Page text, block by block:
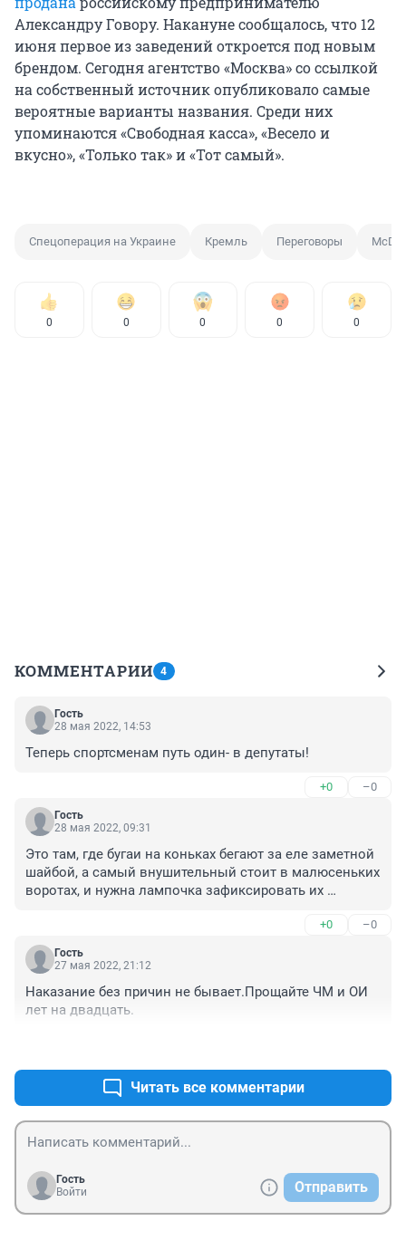
Александру Говору. Накануне сообщалось, что 12
июня первое из заведений откроется под новым
брендом. Сегодня агентство «Москва» со ссылкой
на собственный источник опубликовало самые
вероятные варианты названия. Среди них
упоминаются «Свободная касса», «Весело и
вкусно», «Только так» и «Тот самый».
Спецоперация на Украине Кремль Переговоры
0 0 0 0 0
КОММЕНТАРИИ 4
Гость
28 мая 2022, 14:53
Теперь спортсменам путь один- в депутаты!
+0 –0
Гость
28 мая 2022, 09:31
Это там, где бугаи на коньках бегают за еле заметной
шайбой, а самый внушительный стоит в малюсеньких
воротах, и нужна лампочка зафиксировать их
столько лет потратила на прыгнуть на 5+ метров с
шестом?! А птички сидят на крыше стадиона и
перышки чистят
+0 –0
Гость
27 мая 2022, 21:12
Наказание без причин не бывает.Прощайте ЧМ и ОИ
лет на двадцать.
Читать все комментарии
Гость
Войти
Отправить